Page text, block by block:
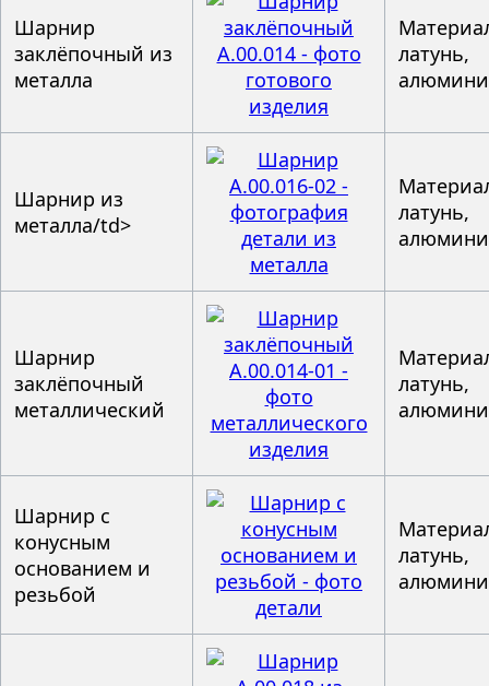
Шарнир
заклёпочный из
металла
латунь,
Шарнир из
металла/td>
латунь,
Шарнир
заклёпочный
металлический
латунь,
Шарнир с
конусным
основанием и
резьбой
латунь,